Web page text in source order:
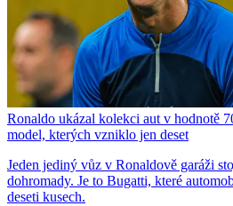
Ronaldo ukázal kolekci aut v hodnotě
model, kterých vzniklo jen deset
Jeden jediný vůz v Ronaldově garáži
dohromady. Je to Bugatti, které
deseti kusech.